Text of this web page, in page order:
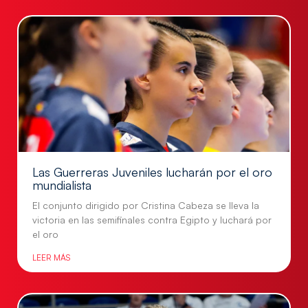
Las Guerreras Juveniles lucharán por el oro
mundialista
El conjunto dirigido por Cristina Cabeza se lleva la
victoria en las semifinales contra Egipto y luchará por
el oro
LEER MÁS